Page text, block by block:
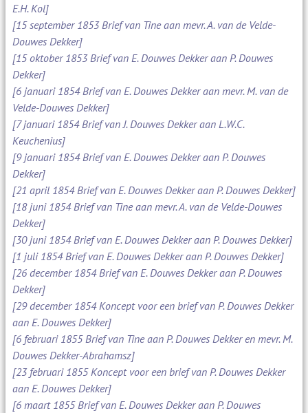
E.H. Kol]
[15 september 1853 Brief van Tine aan mevr. A. van de Velde-
Douwes Dekker]
[15 oktober 1853 Brief van E. Douwes Dekker aan P. Douwes
Dekker]
[6 januari 1854 Brief van E. Douwes Dekker aan mevr. M. van de
Velde-Douwes Dekker]
[7 januari 1854 Brief van J. Douwes Dekker aan L.W.C.
Keuchenius]
[9 januari 1854 Brief van E. Douwes Dekker aan P. Douwes
Dekker]
[21 april 1854 Brief van E. Douwes Dekker aan P. Douwes Dekker]
[18 juni 1854 Brief van Tine aan mevr. A. van de Velde-Douwes
Dekker]
[30 juni 1854 Brief van E. Douwes Dekker aan P. Douwes Dekker]
[1 juli 1854 Brief van E. Douwes Dekker aan P. Douwes Dekker]
[26 december 1854 Brief van E. Douwes Dekker aan P. Douwes
Dekker]
[29 december 1854 Koncept voor een brief van P. Douwes Dekker
aan E. Douwes Dekker]
[6 februari 1855 Brief van Tine aan P. Douwes Dekker en mevr. M.
Douwes Dekker-Abrahamsz]
[23 februari 1855 Koncept voor een brief van P. Douwes Dekker
aan E. Douwes Dekker]
[6 maart 1855 Brief van E. Douwes Dekker aan P. Douwes